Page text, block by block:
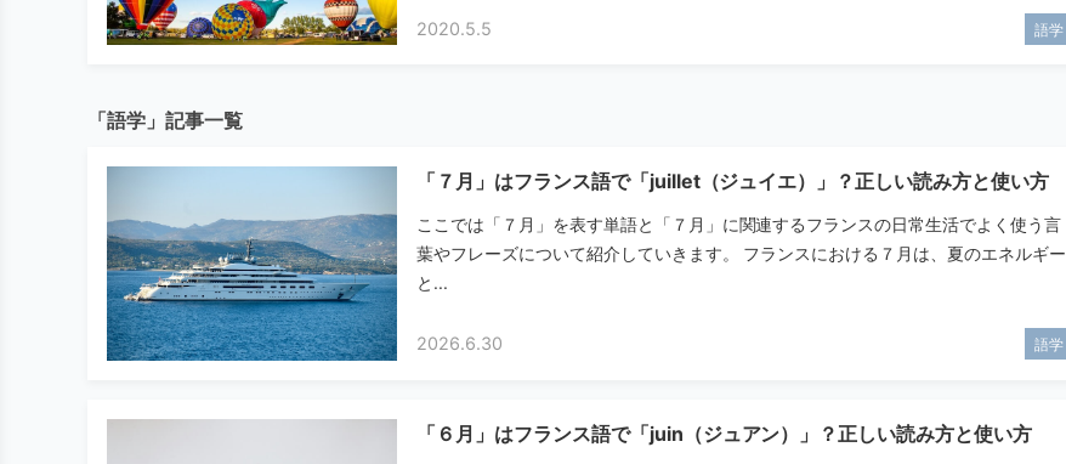
2020.5.5 語学
「語学」記事一覧
「７月」はフランス語で「juillet（ジュイエ）」？正しい読み方と使い方
ここでは「７月」を表す単語と「７月」に関連するフランスの日常生活でよく使う言
葉やフレーズについて紹介していきます。 フランスにおける７月は、夏のエネルギー
と...
2026.6.30 語学
「６月」はフランス語で「juin（ジュアン）」？正しい読み方と使い方